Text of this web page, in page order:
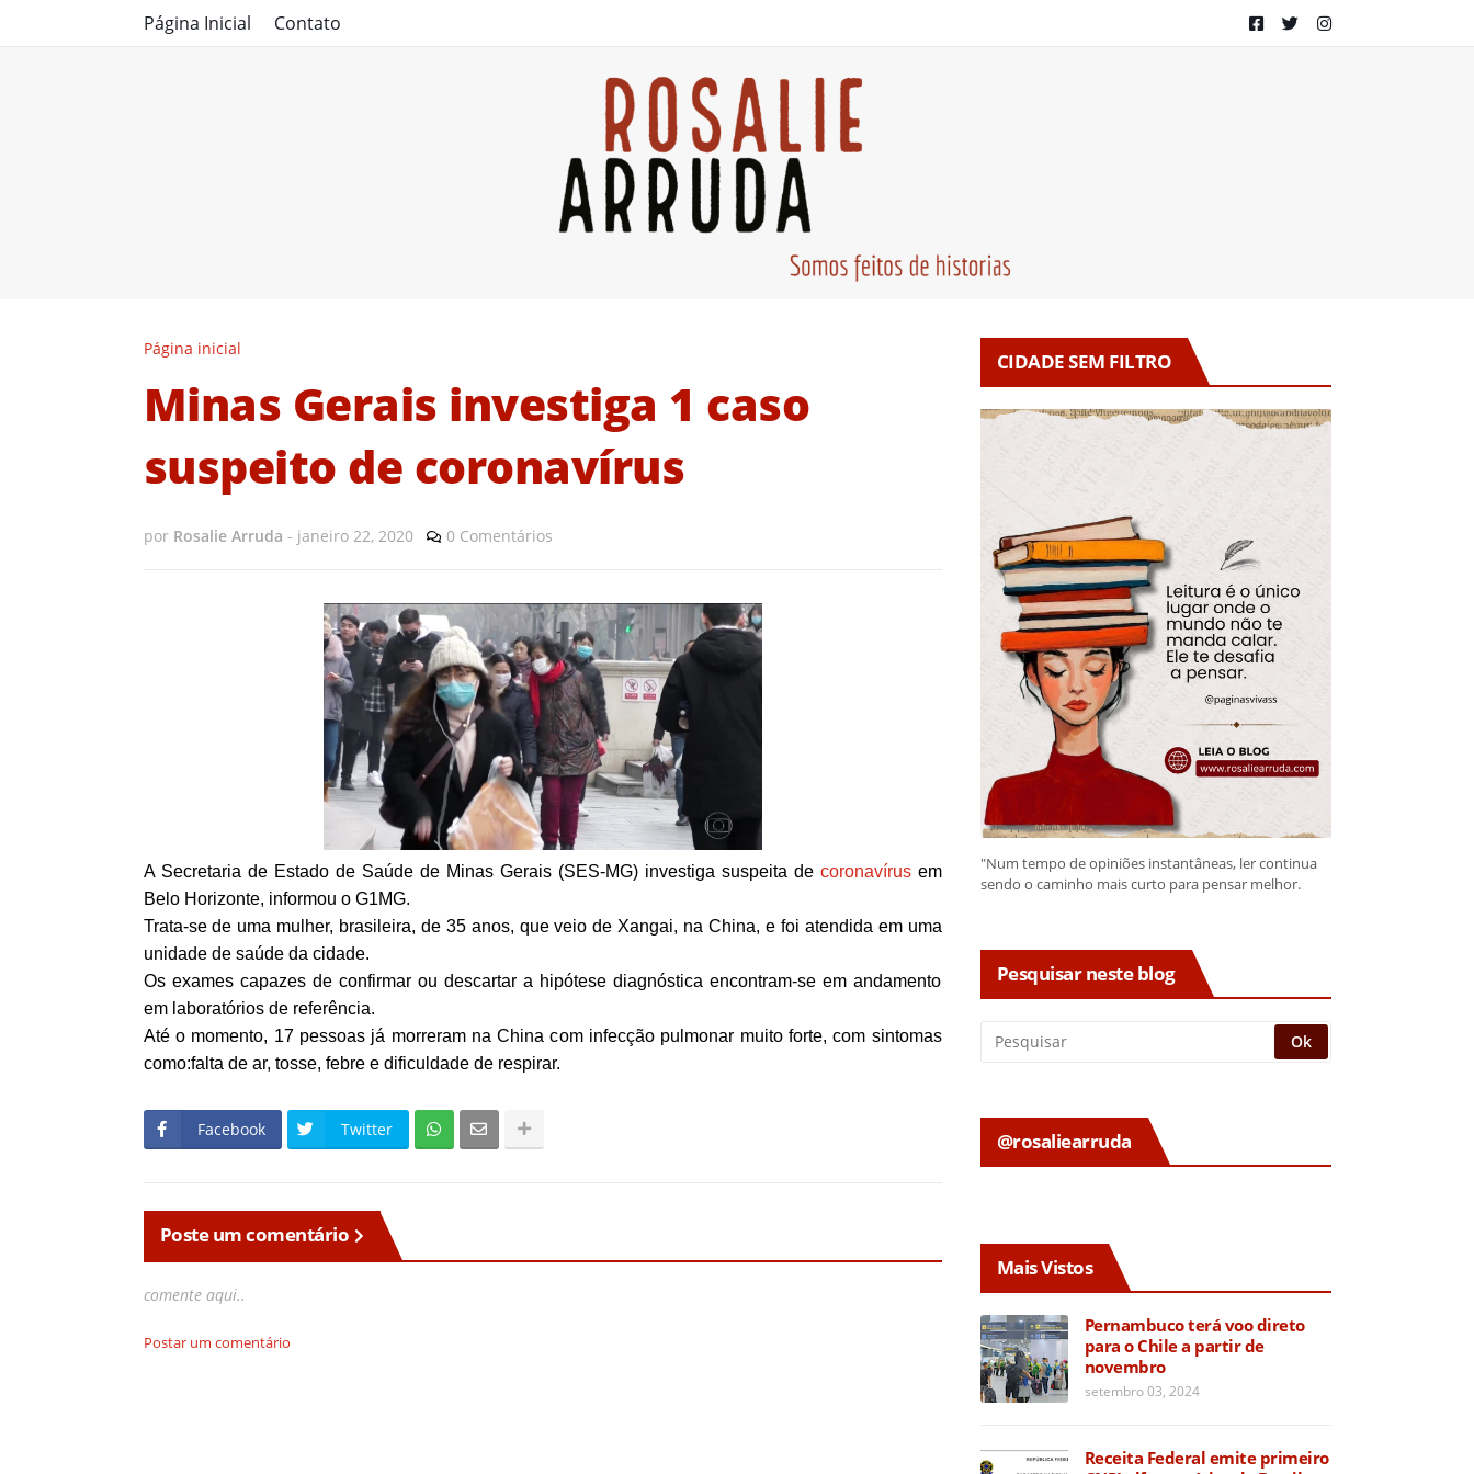
Página Inicial Contato
Página inicial
Minas Gerais investiga 1 caso
suspeito de coronavírus
por Rosalie Arruda - janeiro 22, 2020 0 Comentários
A Secretaria de Estado de Saúde de Minas Gerais (SES-MG) investiga suspeita de coronavírusem
Belo Horizonte, informou o G1MG.
Trata-se de uma mulher, brasileira, de 35 anos, que veio de Xangai, na China, e foi atendida em uma
unidade de saúde da cidade.
Os exames capazes de confirmar ou descartar a hipótese diagnóstica encontram-se em andamento
em laboratórios de referência.
Até o momento, 17 pessoas já morreram na China com infecção pulmonar muito forte, com sintomas
como:falta de ar, tosse, febre e dificuldade de respirar.
Facebook Twitter
Poste um comentário
comente aqui..
Postar um comentário
CIDADE SEM FILTRO
"Num tempo de opiniões instantâneas, ler continua
sendo o caminho mais curto para pensar melhor.
Pesquisar neste blog
@rosaliearruda
Mais Vistos
Pernambuco terá voo direto
para o Chile a partir de
novembro
setembro 03, 2024
Receita Federal emite primeiro